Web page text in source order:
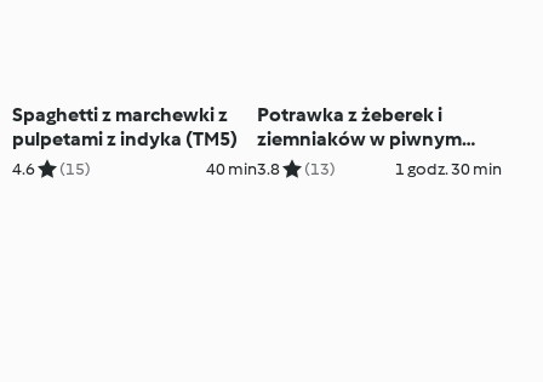
Spaghetti z marchewki z
pulpetami z indyka (TM5)
4.6 (15) 40 min
Potrawka z żeberek i
ziemniaków w piwnym
sosie
3.8 (13) 1 godz. 30 min